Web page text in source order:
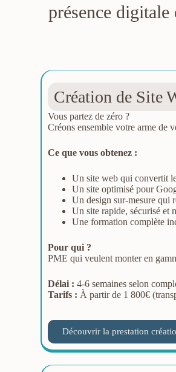
présence digitale
Création de Site
Vous partez de zéro ?
Créons ensemble votre arme de
Ce que vous obtenez :
Un site web qui convertit
Un site optimisé pour
Un design sur-mesure qui
Un site rapide, sécurisé et
Une formation complète
Pour qui ?
PME qui veulent monter en
Délai : 4-6 semaines selon
Tarifs : À partir de 1 800€
Découvrir la prestation